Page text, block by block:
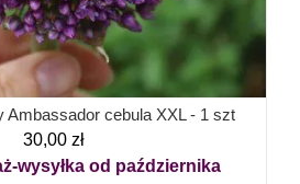
Ambassador cebula XXL - 1 szt
30,00 zł
wysyłka od października